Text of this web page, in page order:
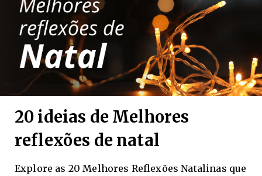
20 ideias de Melhores
reflexões de natal
Explore as 20 Melhores Reflexões Natalinas que